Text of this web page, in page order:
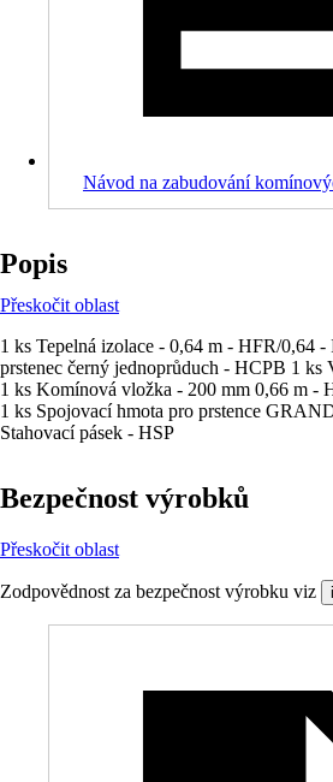
Návod na zabudování
Popis
Přeskočit oblast
1 ks Tepelná izolace - 0,64 m - HFR/0,64
prstenec černý jednoprůduch - HCPB 1
1 ks Komínová vložka - 200 mm 0,66 m -
1 ks Spojovací hmota pro prstence
Stahovací pásek - HSP
Bezpečnost výrobků
Přeskočit oblast
Zodpovědnost za bezpečnost výrobku viz